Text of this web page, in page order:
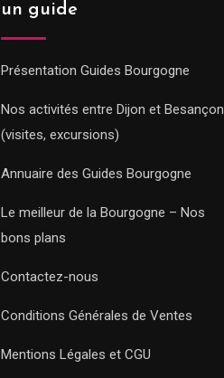
un guide
Présentation Guides Bourgogne
Nos activités entre Dijon et Besançon
(visites, excursions)
Annuaire des Guides Bourgogne
Le meilleur de la Bourgogne – Nos
bons plans
Contactez-nous
Conditions Générales de Ventes
Mentions Légales et CGU